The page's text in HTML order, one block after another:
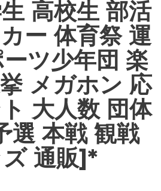
高校生 部活
ー 体育祭 運
ツ少年団 楽
メガホン 応
大人数 団体
選 本戦 観戦
通販]*